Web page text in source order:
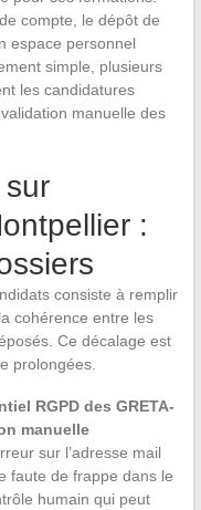
compte, le dépôt de
espace personnel
simple, plusieurs
les candidatures
manuelle des
:
consiste à remplir
cohérence entre les
Ce décalage est
prolongées.
RGPD des GRETA-
manuelle
sur l’adresse mail
faute de frappe dans le
humain qui peut